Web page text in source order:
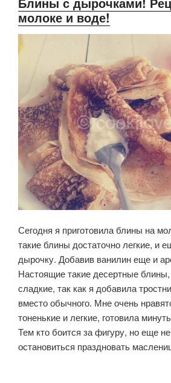
молоке и воде!
Сегодня я приготовила блины на
такие блины достаточно легкие, и
дырочку. Добавив ванилин еще и
Настоящие такие десертные
сладкие, так как я добавила
вместо обычного. Мне очень
тоненькие и легкие, готовила
Тем кто боится за фигуру, но еще
остановиться праздновать